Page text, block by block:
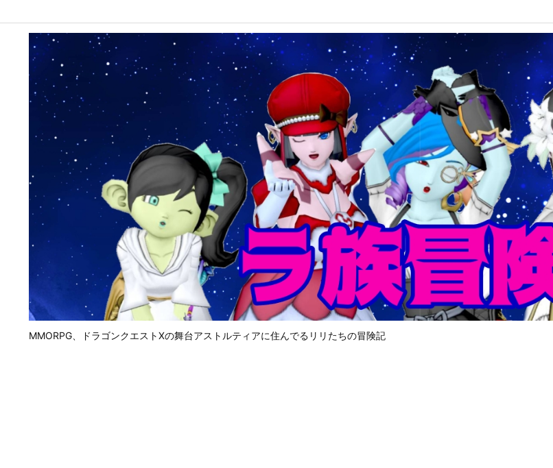
MMORPG、ドラゴンクエストⅩの舞台アストルティアに住んでるリリたちの冒険記